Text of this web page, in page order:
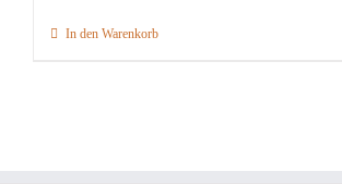
In den Warenkorb